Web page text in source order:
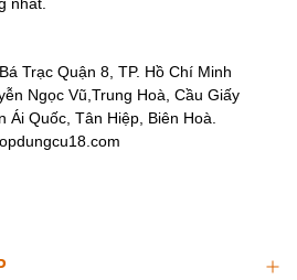
Trạc Quận 8, TP. Hồ Chí Minh
Ngọc Vũ,Trung Hoà, Cầu Giấy
Ái Quốc, Tân Hiệp, Biên Hoà.